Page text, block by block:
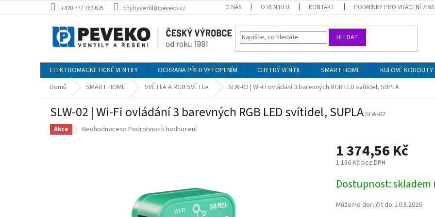
na
+420 777 769 635 chytryventil@peveko.cz O NÁS O VENTILU KONTAKT PODMÍNKY PRO VRÁCENÍ
HLEDAT
ELEKTROMAGNETICKÉ VENTILY OCHRANA PŘED VYTOPENÍM CHYTRÝ VENTIL SMART HOME KULOVÉ
Domů
SMART HOME SVĚTLA A RGB SVĚTLA SLW-02 | Wi-Fi ovládání 3 barevných RGB LED svítidel, SUPLA
SLW-02 | Wi-Fi ovládání 3 barevných RGB LED svítidel, SUPLASLW-02
Akce
Průměrné
Neohodnoceno Podrobnosti hodnocení
1 374,56 Kč
1 136 Kč bez DPH
cena:
Dostupnost: skladem
Můžeme doručit do: 10.8.2026